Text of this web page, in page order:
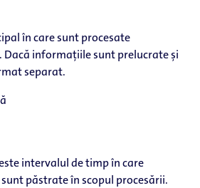
în care sunt procesate
informațiile sunt prelucrate și
separat.
intervalul de timp în care
păstrate în scopul procesării.